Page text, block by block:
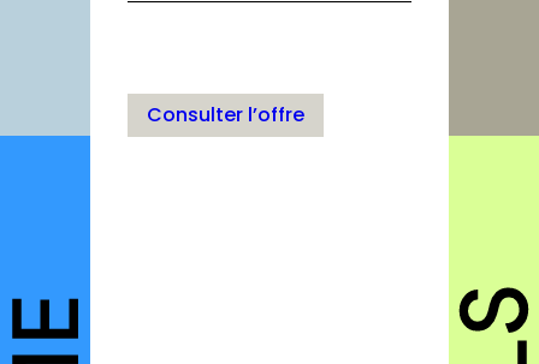
Forum
Consulter l’offre